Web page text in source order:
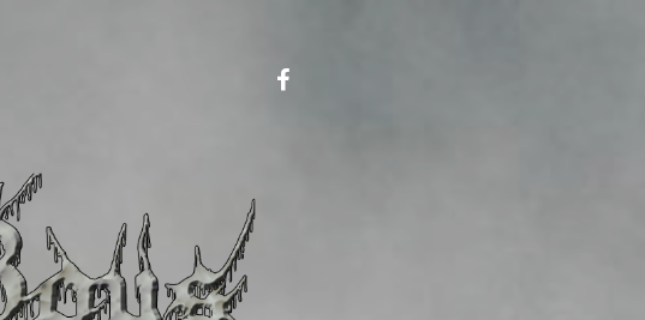
Metalboys